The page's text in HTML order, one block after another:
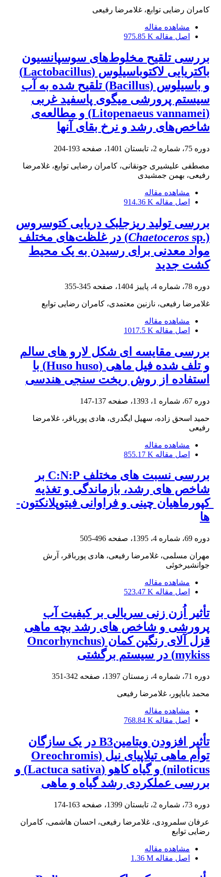
کامران رضایی توابع، غلامرضا رفیعی
مشاهده مقاله
اصل مقاله 975.85 K
بررسی تلقیح مخلوط‌های سوسپانسیون
باکتریایی لاکتوباسیلوس (Lactobacillus)
و باسیلوس (Bacillus) تلقیح شده به آب
سیستم پرورشی میگوی پاسفید غربی
(Litopenaeus vannamei) و مطالعه‌ی
شاخص‌های رشد و نرخ بقای آنها
دوره 75، شماره 2، تابستان 1401، صفحه 193-204
مصطفی علیشیری جونقانی، کامران رضایی توابع، غلامرضا
رفیعی، بهمن جمشیدی
مشاهده مقاله
اصل مقاله 914.36 K
بررسی تولید ریزجلبک دریایی کتوسروس
(.
Chaetocerossp) در غلظت‌های مختلف
مواد معدنی برای رسیدن به یک محیط
کشت جدید
دوره 78، شماره 4، پاییز 1404، صفحه 345-355
غلامرضا رفیعی، نازنین معتمدی، کامران رضایی توابع
مشاهده مقاله
اصل مقاله 1017.5 K
بررسی مقایسه ای شکل لارو های سالم
و تلف شده فیل ماهی (Huso huso) با
استفاده از روش ریخت سنجی هندسی
دوره 67، شماره 1، 1393، صفحه 137-147
حمید اسحق زاده، سهیل ایگدری، هادی پورباقر، غلامرضا
رفیعی
مشاهده مقاله
اصل مقاله 855.17 K
بررسی نسبت­ های مختلف C:N:P بر
شاخص­ های رشد، بازماندگی و تغذیه
کپورماهیان چینی و فراوانی فیتوپلانکتون­
ها
دوره 69، شماره 4، 1395، صفحه 496-505
مهران مسلمی، غلامرضا رفیعی، هادی پورباقر، آرش
جوانشیرخوئی
مشاهده مقاله
اصل مقاله 523.47 K
تأثیر اُزن زنی سریالی بر کیفیت آب
پرورشی و شاخص های رشد بچه ماهی
قزل آلای رنگین کمان (Oncorhynchus
mykiss) در سیستم برگشتی
دوره 71، شماره 4، زمستان 1397، صفحه 342-351
محمد باباپور، غلامرضا رفیعی
مشاهده مقاله
اصل مقاله 768.84 K
تأثیر افزودن ویتامینB3 در یک سازگان
توأم ماهی تیلاپیای نیل (Oreochromis
niloticus) و گیاه کاهو (Lactuca sativa) و
بررسی عملکردی رشد گیاه و ماهی
دوره 73، شماره 2، تابستان 1399، صفحه 163-174
عرفان سلمرودی، غلامرضا رفیعی، احسان هاشمی، کامران
رضایی توابع
مشاهده مقاله
اصل مقاله 1.36 M